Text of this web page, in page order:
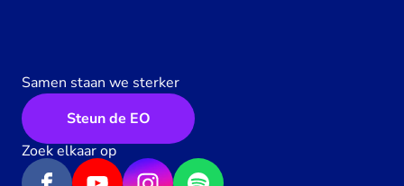
Samen staan we sterker
Steun de EO
Zoek elkaar op